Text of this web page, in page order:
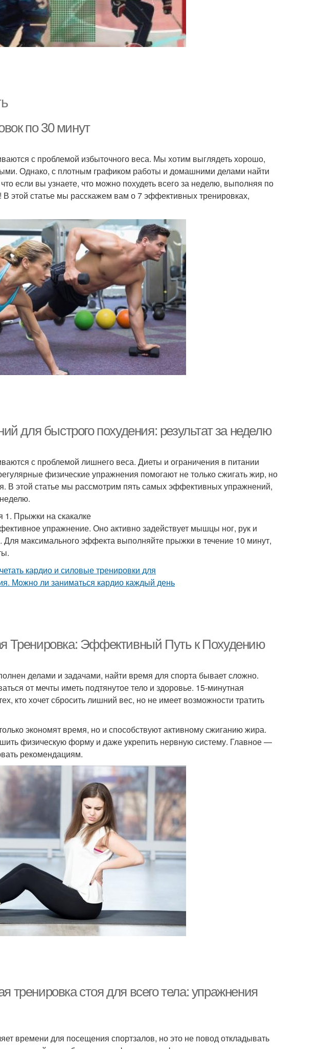
по 30 минут
с проблемой избыточного веса. Мы хотим выглядеть хорошо,
Однако, с плотным графиком работы и домашними делами найти
если вы узнаете, что можно похудеть всего за неделю, выполняя по
этой статье мы расскажем вам о 7 эффективных тренировках,
для быстрого похудения: результат за неделю
с проблемой лишнего веса. Диеты и ограничения в питании
физические упражнения помогают не только сжигать жир, но
В этой статье мы рассмотрим пять самых эффективных упражнений,
1. Прыжки на скакалке
упражнение. Оно активно задействует мышцы ног, рук и
Для максимального эффекта выполняйте прыжки в течение 10 минут,
Тренировка: Эффективный Путь к Похудению
делами и задачами, найти время для спорта бывает сложно.
от мечты иметь подтянутое тело и здоровье. 15-минутная
кто хочет сбросить лишний вес, но не имеет возможности тратить
экономят время, но и способствуют активному сжиганию жира.
физическую форму и даже укрепить нервную систему. Главное —
рекомендациям.
стоя для всего тела: упражнения
времени для посещения спортзалов, но это не повод откладывать